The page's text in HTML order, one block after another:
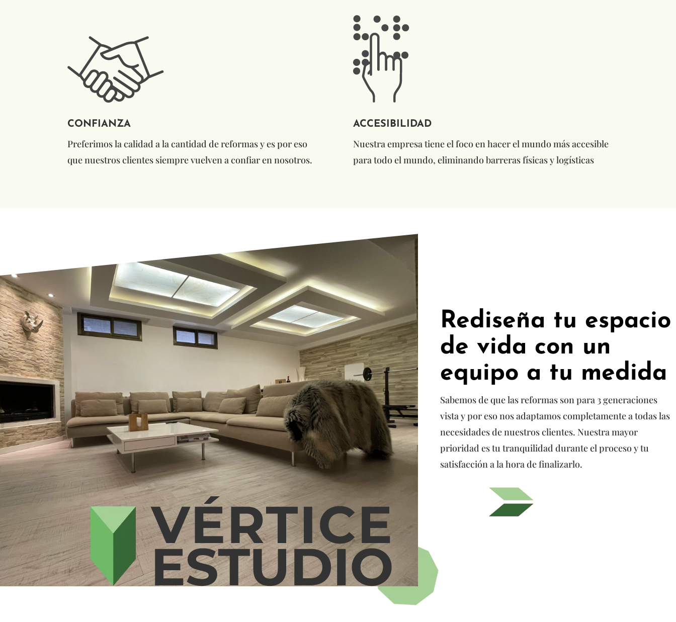
CONFIANZA
Preferimos la calidad a la cantidad de reformas y es por eso
que nuestros clientes siempre vuelven a confiar en nosotros.
ACCESIBILIDAD
Nuestra empresa tiene el foco en hacer el mundo más accesible
para todo el mundo, eliminando barreras físicas y logísticas
Rediseña tu espacio
de vida con un
equipo a tu medida
Sabemos de que las reformas son para 3 generaciones
vista y por eso nos adaptamos completamente a todas las
necesidades de nuestros clientes. Nuestra mayor
prioridad es tu tranquilidad durante el proceso y tu
satisfacción a la hora de finalizarlo.